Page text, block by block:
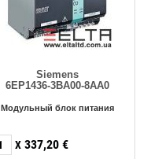
Siemens
6EP1436-3BA00-8AA0
Модульный блок питания
X 337,20 €